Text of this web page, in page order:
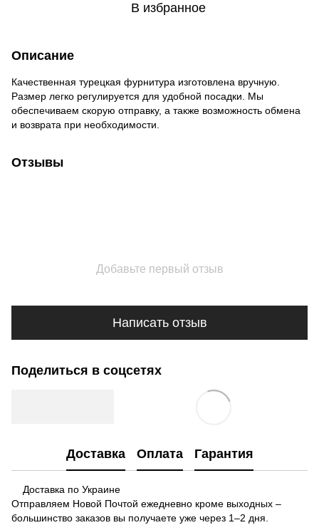
В избранное
Описание
Качественная турецкая фурнитура изготовлена ​​вручную.
Размер легко регулируется для удобной посадки. Мы
обеспечиваем скорую отправку, а также возможность обмена
и возврата при необходимости.
Отзывы
Добавьте первый отзыв
Написать отзыв
Поделиться в соцсетях
Доставка Оплата Гарантия
Доставка по Украине
Отправляем Новой Почтой ежедневно кроме выходных –
большинство заказов вы получаете уже через 1–2 дня.